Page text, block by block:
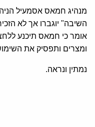
מנהיג חמאס אסמעיל
השיבה" יוגברו אך לא
אומר כי חמאס תיכנע
ומצרים ותפסיק את
נמתין ונראה.